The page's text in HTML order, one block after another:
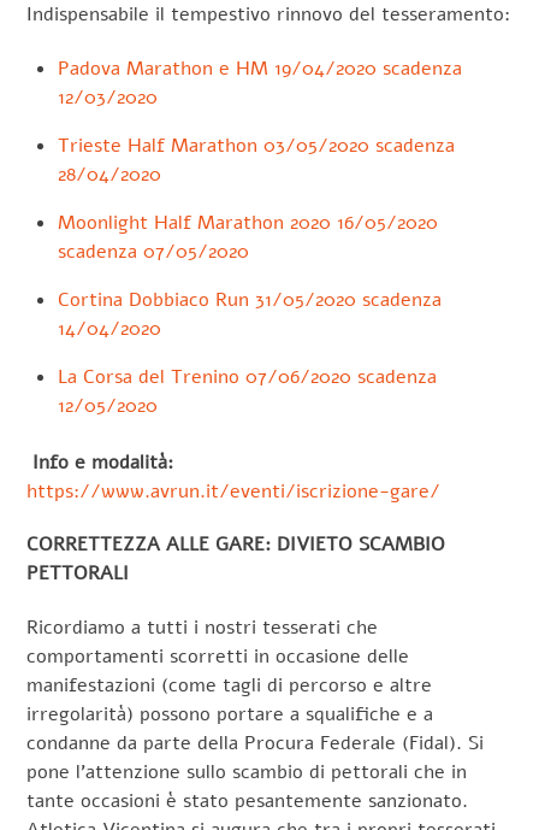
Indispensabile il tempestivo rinnovo del tesseramento:
Padova Marathon e HM 19/04/2020 scadenza
12/03/2020
Trieste Half Marathon 03/05/2020 scadenza
28/04/2020
Moonlight Half Marathon 2020 16/05/2020
scadenza 07/05/2020
Cortina Dobbiaco Run 31/05/2020 scadenza
14/04/2020
La Corsa del Trenino 07/06/2020 scadenza
12/05/2020
Info e modalità:
https://www.avrun.it/eventi/iscrizione-gare/
CORRETTEZZA ALLE GARE: DIVIETO SCAMBIO
PETTORALI
Ricordiamo a tutti i nostri tesserati che
comportamenti scorretti in occasione delle
manifestazioni (come tagli di percorso e altre
irregolarità) possono portare a squalifiche e a
condanne da parte della Procura Federale (Fidal). Si
pone l’attenzione sullo scambio di pettorali che in
tante occasioni è stato pesantemente sanzionato.